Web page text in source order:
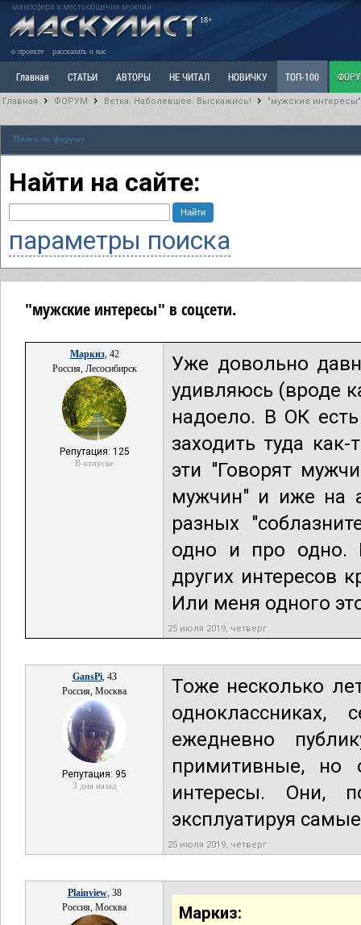
маносфера и место общения мужчин
18+
о проекте рассказать о нас
Главная СТАТЬИ АВТОРЫ НЕ ЧИТАЛ НОВИЧКУ ТОП-100
Ветка: Наболевшее. Выскажись!
РАЗДЕЛ: Разное
Главная ФОРУМ Ветка: Наболевшее. Выскажись! "мужские
Поиск по форуму
Найти на сайте:
параметры поиска
"мужские интересы" в соцсети.
Маркиз, 42
Россия, Лесосибирск
Репутация: 125
В отпуске
Уже довольно
удивляюсь (вроде
надоело. В ОК
заходить туда
эти "Говорят
мужчин" и иже на
разных
одно и про одно.
других интересов
Или меня одного
25 июля 2019, четверг
GansPi, 43
Россия, Москва
Репутация: 95
3 дня назад
Тоже несколько
ежедневно
примитивные, но
интересы. Они,
эксплуатируя
25 июля 2019, четверг
Plainview, 38
Россия, Москва
Маркиз: